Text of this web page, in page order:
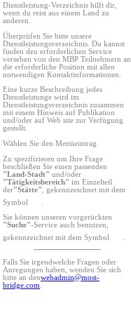
Dienstleistung-Verzeichnis hilft dir,
wenn du reist aus einem Land zu
anderen.
Überprüfen Sie bitte unsere
Dienstleistungsverzeichnis. Du kannst
finden den erforderlichen Service
versehen von den MBP Teilnehmern an
die erforderliche Position mit allen
notwendigen Kontaktinformationen.
Eine kurze Beschreibung jedes
Dienstleistunge wird im
Dienstleistungsverzeichnis zusammen
mit einem Hinweis auf Publikation
und/oder auf Web site zur Verfügung
gestellt.
Wählen Sie den Menüeintrag.
Zu spezifizieren um Ihre Frage
beschließen Sie einen passenden
"Land-Stadt" und/oder
"Tätigkeitsbereich" im Einzelteil
der"Stätte" , gekennzeichnet mit dem
Symbol
Sie können unseren vorgerückten
"Suche"-Service auch benutzen,
gekennzeichnet mit dem Symbol
.
Falls Sie irgendwelche Fragen oder
Anregungen haben, wenden Sie sich
bitte an denwebadmin@most-
bridge.com